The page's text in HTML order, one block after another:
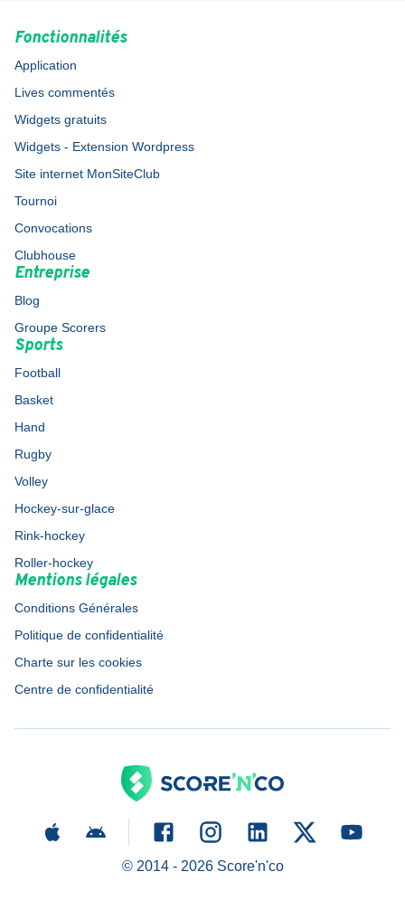
Fonctionnalités
Application
Lives commentés
Widgets gratuits
Widgets - Extension Wordpress
Site internet MonSiteClub
Tournoi
Convocations
Clubhouse
Entreprise
Blog
Groupe Scorers
Sports
Football
Basket
Hand
Rugby
Volley
Hockey-sur-glace
Rink-hockey
Roller-hockey
Mentions légales
Conditions Générales
Politique de confidentialité
Charte sur les cookies
Centre de confidentialité
© 2014 - 2026Score'n'co